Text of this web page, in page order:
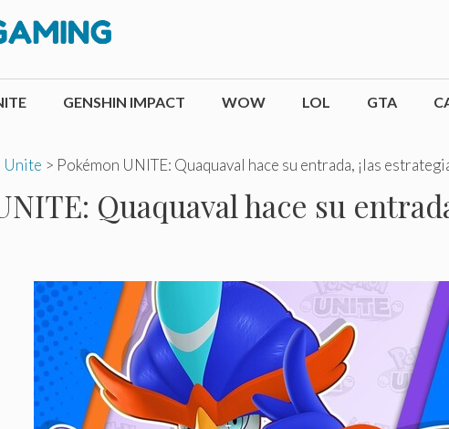
GENSHIN IMPACT WOW LOL GTA
Unite > Pokémon UNITE: Quaquaval hace su entrada, ¡las
Quaquaval hace su